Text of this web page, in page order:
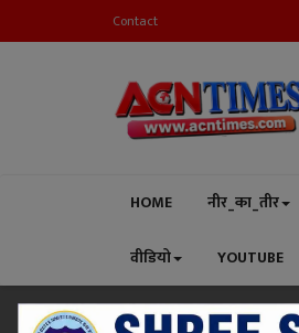
Contact
HOME नीर_का_तीर
वीडियो YOUTUBE
Home धर्म-संस्कृति